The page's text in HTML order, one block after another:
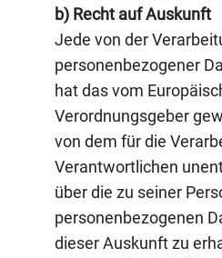
b) Recht auf Auskunft
Jede von der
personenbezogener
hat das vom
Verordnungsgeber
von dem für die
Verantwortlichen
über die zu seiner
personenbezogenen
dieser Auskunft zu